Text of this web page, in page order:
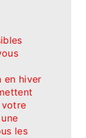
en hiver
les